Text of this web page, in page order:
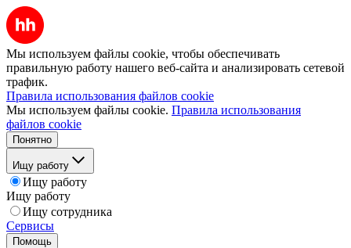
Мы используем файлы cookie, чтобы обеспечивать
правильную работу нашего веб-сайта и анализировать сетевой
трафик.
Правила использования файлов cookie
Мы используем файлы cookie. Правила использования
файлов cookie
Понятно
Ищу работу
Ищу работу
Ищу работу
Ищу сотрудника
Сервисы
Помощь